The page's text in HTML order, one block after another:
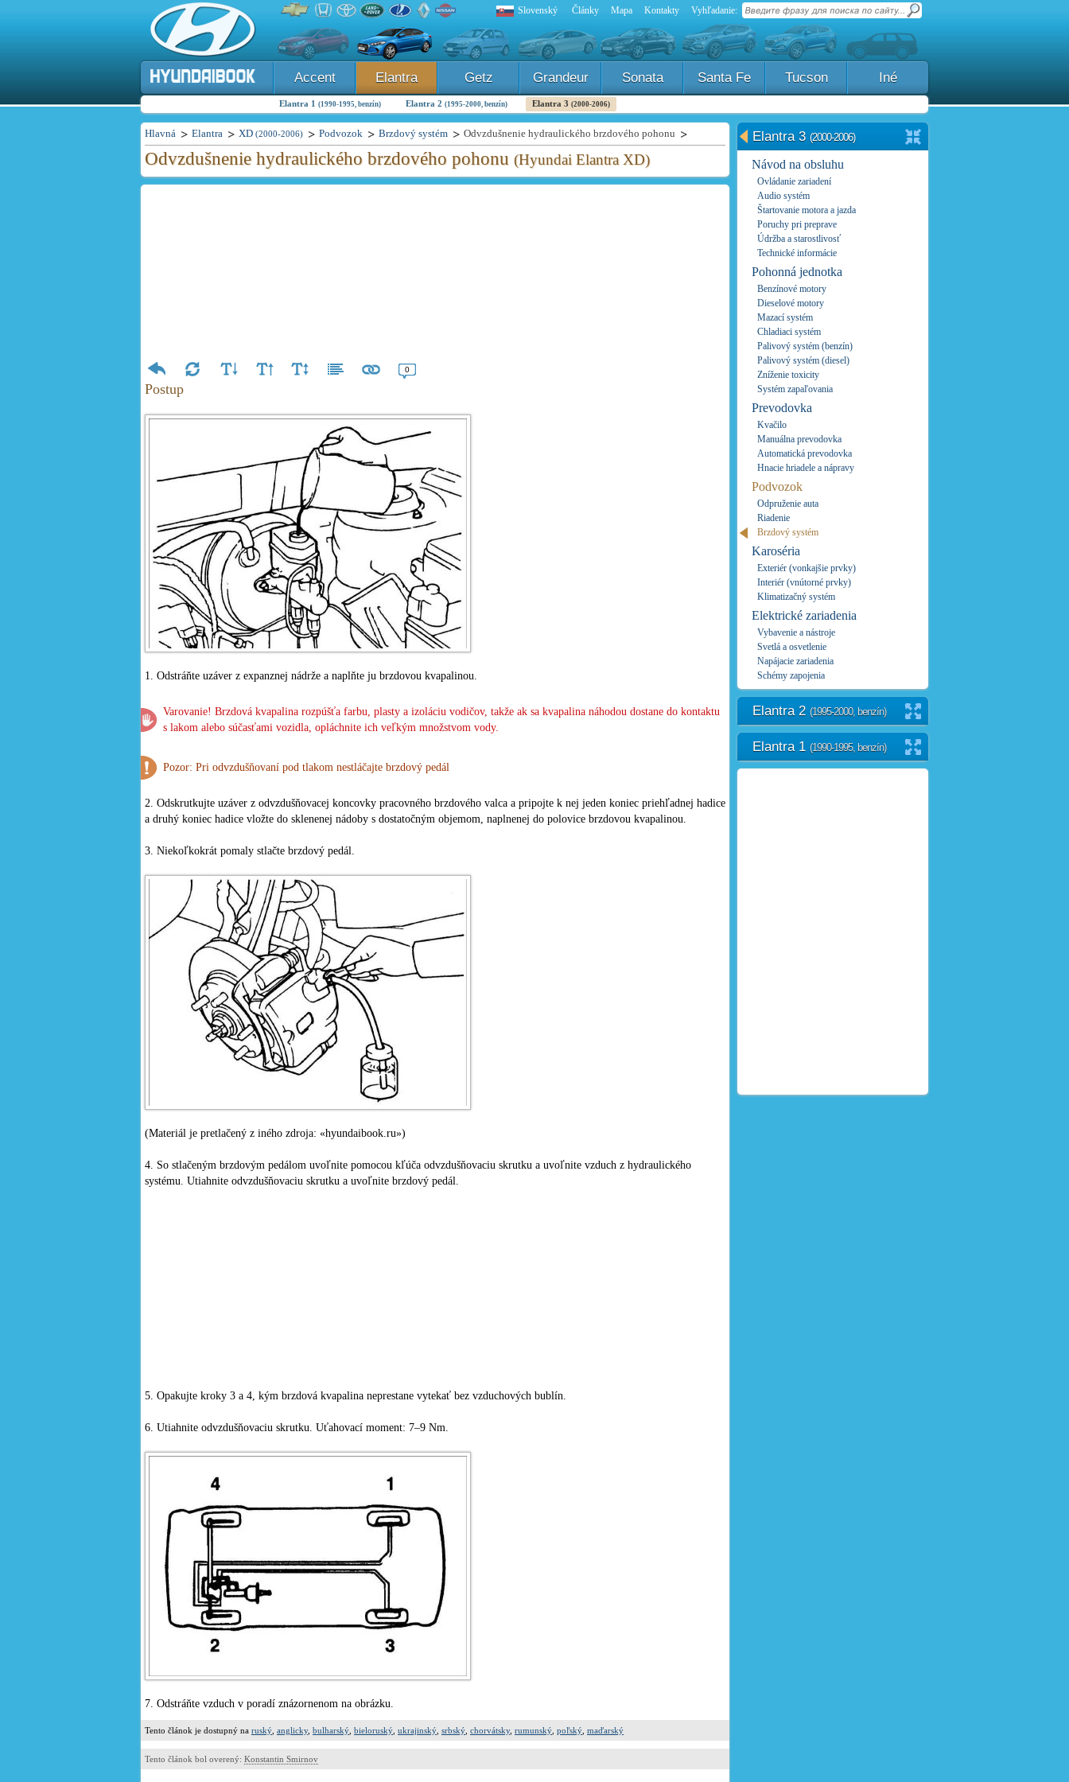
Slovenský Články Mapa Kontakty Vyhľadanie:
Accent Elantra Getz Grandeur Sonata Santa Fe Tucson Iné
Elantra 1 (1990-1995, benzín) Elantra 2 (1995-2000, benzín) Elantra 3 (2000-2006)
Hlavná Elantra XD (2000-2006) Podvozok Brzdový systém Odvzdušnenie hydraulického brzdového pohonu
Odvzdušnenie hydraulického brzdového pohonu (Hyundai Elantra XD)
0
Postup
1. Odstráňte uzáver z expanznej nádrže a naplňte ju brzdovou kvapalinou.
Varovanie! Brzdová kvapalina rozpúšťa farbu, plasty a izoláciu vodičov, takže ak sa kvapalina náhodou dostane do kontaktu
s lakom alebo súčasťami vozidla, opláchnite ich veľkým množstvom vody.
Pozor: Pri odvzdušňovaní pod tlakom nestláčajte brzdový pedál
2. Odskrutkujte uzáver z odvzdušňovacej koncovky pracovného brzdového valca a pripojte k nej jeden koniec priehľadnej hadice
a druhý koniec hadice vložte do sklenenej nádoby s dostatočným objemom, naplnenej do polovice brzdovou kvapalinou.
3. Niekoľkokrát pomaly stlačte brzdový pedál.
(Materiál je pretlačený z iného zdroja: «hyundaibook.ru»)
4. So stlačeným brzdovým pedálom uvoľnite pomocou kľúča odvzdušňovaciu skrutku a uvoľnite vzduch z hydraulického
systému. Utiahnite odvzdušňovaciu skrutku a uvoľnite brzdový pedál.
5. Opakujte kroky 3 a 4, kým brzdová kvapalina neprestane vytekať bez vzduchových bublín.
6. Utiahnite odvzdušňovaciu skrutku. Uťahovací moment: 7–9 Nm.
7. Odstráňte vzduch v poradí znázornenom na obrázku.
Tento článok je dostupný na ruský anglicky, bulharský bieloruský ukrajinský srbský chorvátsky, rumunský poľský maďarský
Tento článok bol overený: Konstantin Smirnov
Elantra 3 (2000-2006)
Návod na obsluhu
Ovládanie zariadení
Audio systém
Štartovanie motora a jazda
Poruchy pri preprave
Údržba a starostlivosť
Technické informácie
Pohonná jednotka
Benzínové motory
Dieselové motory
Mazací systém
Chladiaci systém
Palivový systém (benzín)
Palivový systém (diesel)
Zníženie toxicity
Systém zapaľovania
Prevodovka
Kvačilo
Manuálna prevodovka
Automatická prevodovka
Hnacie hriadele a nápravy
Podvozok
Odpruženie auta
Riadenie
Brzdový systém
Karoséria
Exteriér (vonkajšie prvky)
Interiér (vnútorné prvky)
Klimatizačný systém
Elektrické zariadenia
Vybavenie a nástroje
Svetlá a osvetlenie
Napájacie zariadenia
Schémy zapojenia
Elantra 2 (1995-2000, benzín)
Elantra 1 (1990-1995, benzín)